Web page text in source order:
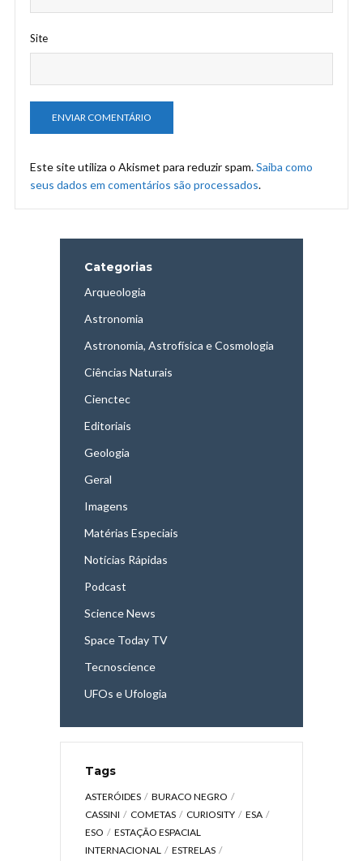
Site
Este site utiliza o Akismet para reduzir spam.Saiba como
seus dados em comentários são processados.
Categorias
Arqueologia
Astronomia
Astronomia, Astrofísica e Cosmologia
Ciências Naturais
Cienctec
Editoriais
Geologia
Geral
Imagens
Matérias Especiais
Notícias Rápidas
Podcast
Science News
Space Today TV
Tecnoscience
UFOs e Ufologia
Tags
ASTERÓIDES
BURACO NEGRO
CASSINI
COMETAS CURIOSITY
ESA
ESO
ESTAÇÃO ESPACIAL
INTERNACIONAL
ESTRELAS